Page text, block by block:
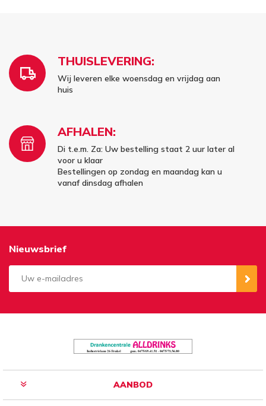
THUISLEVERING:
Wij leveren elke woensdag en vrijdag aan
huis
AFHALEN:
Di t.e.m. Za: Uw bestelling staat 2 uur later al
voor u klaar
Bestellingen op zondag en maandag kan u
vanaf dinsdag afhalen
Nieuwsbrief
AANBOD